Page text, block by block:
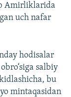
Amirliklarida
uch nafar
hodisalar
salbiy
bu
mintaqasidan